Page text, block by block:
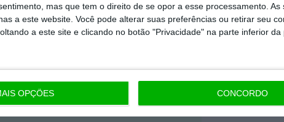
mas que tem o direito de se opor a esse processamento. As
a este website. Você pode alterar suas preferências ou retirar seu
a este site e clicando no botão "Privacidade" na parte inferior da
OPÇÕES CONCORDO
é mais importante do que
e rigoroso.
e tenha acesso a notícias
às reportagens e especiais que